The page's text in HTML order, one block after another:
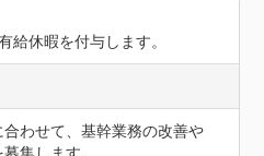
給休暇を付与します。
合わせて、基幹業務の改善や